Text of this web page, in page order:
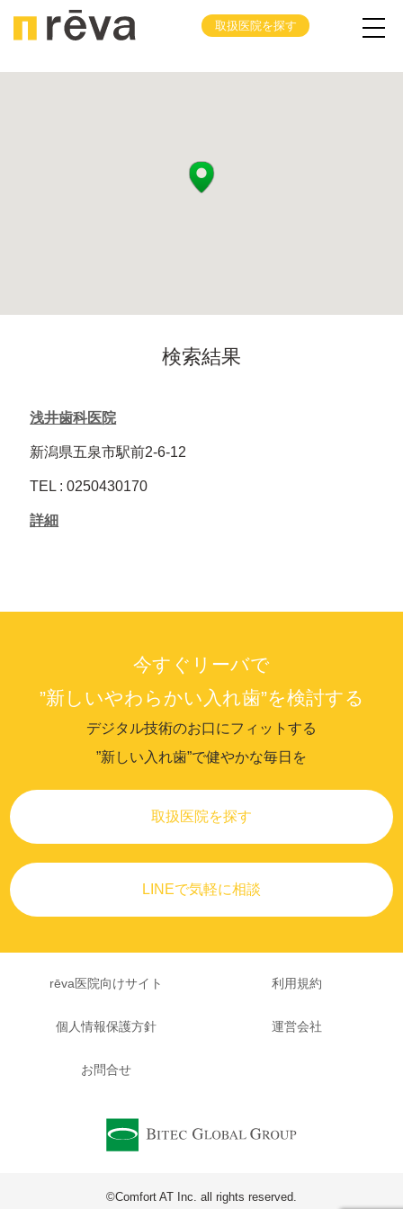
取扱医院を探す
検索結果
浅井歯科医院
新潟県五泉市駅前2-6-12
TEL : 0250430170
詳細
今すぐリーバで
”新しいやわらかい入れ歯”を検討する
デジタル技術のお口にフィットする
”新しい入れ歯”で健やかな毎日を
取扱医院を探す
LINEで気軽に相談
rēva医院向けサイト 利用規約
個人情報保護方針 運営会社
お問合せ
©Comfort AT Inc. all rights reserved.